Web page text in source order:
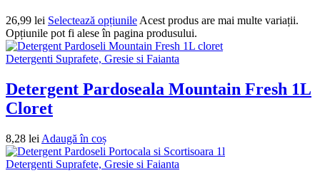
26,99 lei Selectează opțiunile Acest produs are mai multe variații.
Opțiunile pot fi alese în pagina produsului.
Detergenti Suprafete, Gresie si Faianta
Detergent Pardoseala Mountain Fresh 1L
Cloret
8,28 lei Adaugă în coș
Detergenti Suprafete, Gresie si Faianta